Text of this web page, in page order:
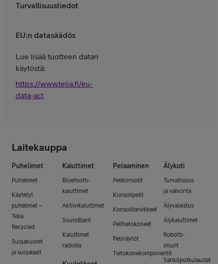
Turvallisuustiedot
EU:n datasäädös
Lue lisää tuotteen datan
käytöstä:
https://www.telia.fi/eu-
data-act
Laitekauppa
Puhelimet
Puhelimet
Käytetyt
puhelimet –
Telia
Recycled
Suojakuoret
ja suojalasit
Kaiuttimet
Bluetooth-
kaiuttimet
Aktiivikaiuttimet
Soundbarit
Kaiuttimet
radiolla
Pelaaminen
Pelikonsolit
Konsolipelit
Konsolitarvikkeet
Pelitietokoneet
Pelinäytöt
Tietokonekomponentit
Älykoti
Turvallisuus
ja valvonta
Älyvalaistus
Älykaiuttimet
Robotti-
imurit
Sähköpotkulaudat